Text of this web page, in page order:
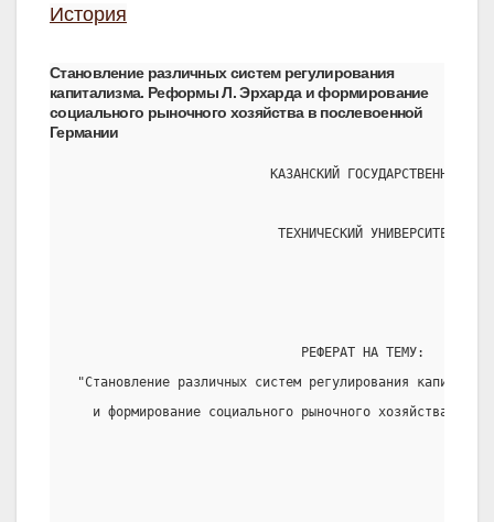
История
Становление различных систем регулирования
капитализма. Реформы Л. Эрхарда и формирование
социального рыночного хозяйства в послевоенной
Германии
                          КАЗАНСКИЙ ГОСУДАРСТВЕННЫЙ
                           ТЕХНИЧЕСКИЙ УНИВЕРСИТЕТ
                              РЕФЕРАТ НА ТЕМУ:
"Становление различных систем регулирования
и формирование социального рыночного хозяйства в